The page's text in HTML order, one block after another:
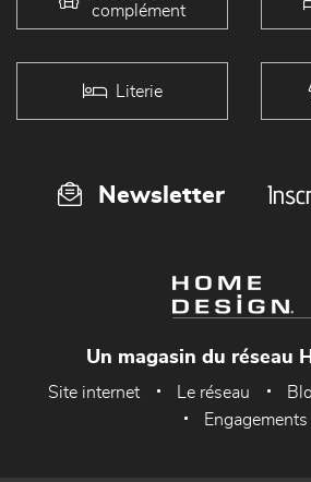
complément
Literie
Newsletter
Un magasin du réseau
Site internet Le réseau
Engagements